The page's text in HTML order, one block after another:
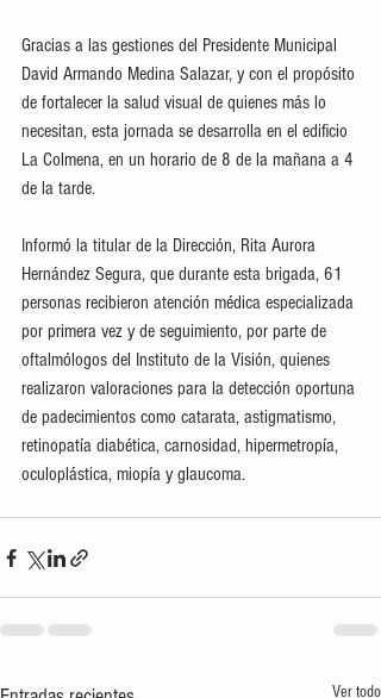
Gracias a las gestiones del Presidente Municipal
David Armando Medina Salazar, y con el propósito
de fortalecer la salud visual de quienes más lo
necesitan, esta jornada se desarrolla en el edificio
La Colmena, en un horario de 8 de la mañana a 4
de la tarde.
Informó la titular de la Dirección, Rita Aurora
Hernández Segura, que durante esta brigada, 61
personas recibieron atención médica especializada
por primera vez y de seguimiento, por parte de
oftalmólogos del Instituto de la Visión, quienes
realizaron valoraciones para la detección oportuna
de padecimientos como catarata, astigmatismo,
retinopatía diabética, carnosidad, hipermetropía,
oculoplástica, miopía y glaucoma.
Ver todo